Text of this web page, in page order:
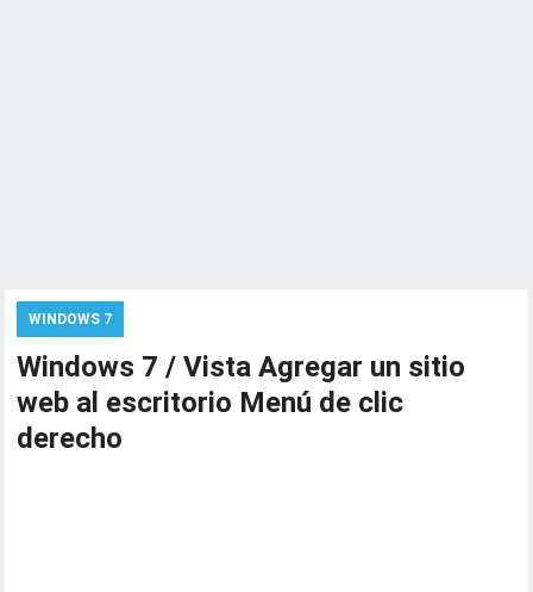
WINDOWS 7
Windows 7 / Vista Agregar un sitio
web al escritorio Menú de clic
derecho